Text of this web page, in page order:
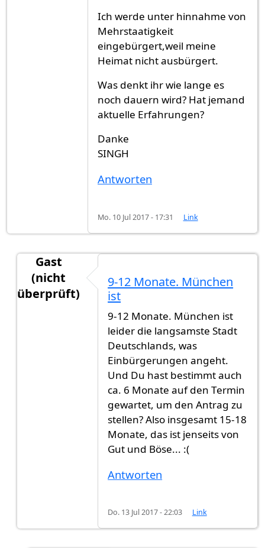
Ich werde unter hinnahme von
Mehrstaatigkeit
eingebürgert,weil meine
Heimat nicht ausbürgert.
Was denkt ihr wie lange es
noch dauern wird? Hat jemand
aktuelle Erfahrungen?
Danke
SINGH
Antworten
Mo. 10 Jul 2017 - 17:31 Link
Gast
(nicht
überprüft)
9-12 Monate. München
ist
9-12 Monate. München ist
leider die langsamste Stadt
Deutschlands, was
Einbürgerungen angeht.
Und Du hast bestimmt auch
ca. 6 Monate auf den Termin
gewartet, um den Antrag zu
stellen? Also insgesamt 15-18
Monate, das ist jenseits von
Gut und Böse... :(
Antworten
Do. 13 Jul 2017 - 22:03 Link